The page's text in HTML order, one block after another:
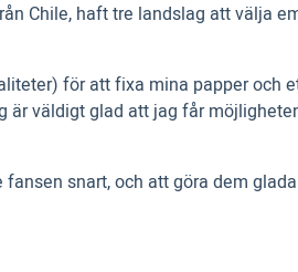
Chile, haft tre landslag att välja
för att fixa mina papper och
är väldigt glad att jag får
snart, och att göra dem